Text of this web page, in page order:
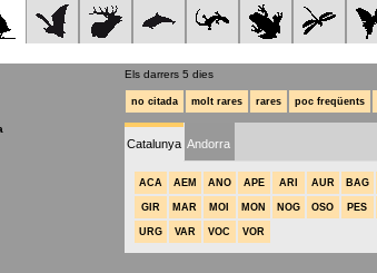
Els darrers 5 dies
no citada molt rares rares poc freqüents
Catalunya Andorra
ACA AEM ANO APE ARI AUR BAG
GIR MAR MOI MON NOG OSO PES
URG VAR VOC VOR